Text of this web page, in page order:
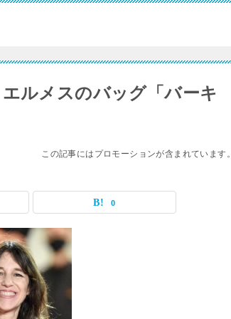
ルメスのバッグ「バーキ
この記事にはプロモーションが含まれています
0